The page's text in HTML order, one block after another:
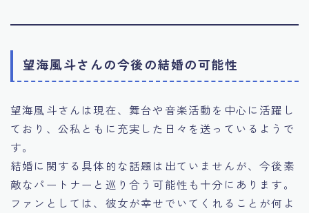
望海風斗さんの今後の結婚の可能性
望海風斗さんは現在、舞台や音楽活動を中心に活躍し
ており、公私ともに充実した日々を送っているようで
す。
結婚に関する具体的な話題は出ていませんが、今後素
敵なパートナーと巡り合う可能性も十分にあります。
ファンとしては、彼女が幸せでいてくれることが何よ